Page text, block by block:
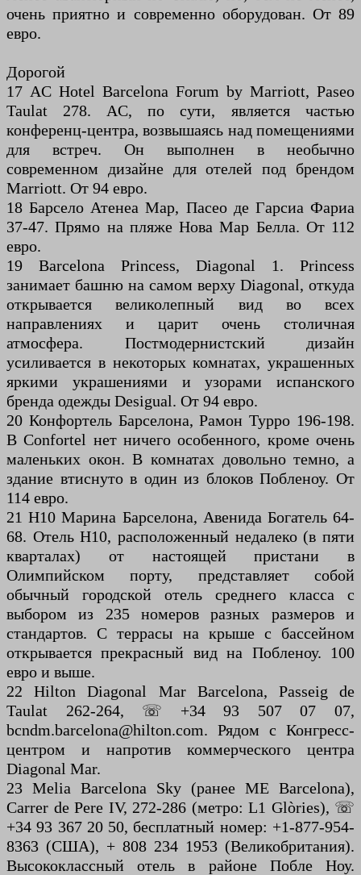
очень приятно и современно оборудован. От 89
евро.
Дорогой
17 AC Hotel Barcelona Forum by Marriott, Paseo
Taulat 278. AC, по сути, является частью
конференц-центра, возвышаясь над помещениями
для встреч. Он выполнен в необычно
современном дизайне для отелей под брендом
Marriott. От 94 евро.
18 Барсело Атенеа Мар, Пасео де Гарсиа Фариа
37-47. Прямо на пляже Нова Мар Белла. От 112
евро.
19 Barcelona Princess, Diagonal 1. Princess
занимает башню на самом верху Diagonal, откуда
открывается великолепный вид во всех
направлениях и царит очень столичная
атмосфера. Постмодернистский дизайн
усиливается в некоторых комнатах, украшенных
яркими украшениями и узорами испанского
бренда одежды Desigual. От 94 евро.
20 Конфортель Барселона, Рамон Турро 196-198.
В Confortel нет ничего особенного, кроме очень
маленьких окон. В комнатах довольно темно, а
здание втиснуто в один из блоков Побленоу. От
114 евро.
21 H10 Марина Барселона, Авенида Богатель 64-
68. Отель H10, расположенный недалеко (в пяти
кварталах) от настоящей пристани в
Олимпийском порту, представляет собой
обычный городской отель среднего класса с
выбором из 235 номеров разных размеров и
стандартов. С террасы на крыше с бассейном
открывается прекрасный вид на Побленоу. 100
евро и выше.
22 Hilton Diagonal Mar Barcelona, ​​Passeig de
Taulat 262-264, ☏ +34 93 507 07 07,
bcndm.barcelona@hilton.com. Рядом с Конгресс-
центром и напротив коммерческого центра
Diagonal Mar.
23 Melia Barcelona Sky (ранее ME Barcelona),
Carrer de Pere IV, 272-286 (метро: L1 Glòries), ☏
+34 93 367 20 50, бесплатный номер: +1-877-954-
8363 (США), + 808 234 1953 (Великобритания).
Высококлассный отель в районе Побле Ноу.